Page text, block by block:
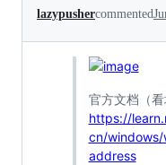
lazypushercommented
官方文档（看
https://
cn/
address